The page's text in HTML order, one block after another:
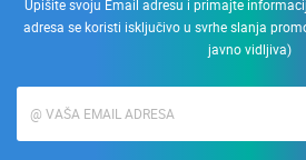
Upišite svoju Email adresu i primajte
adresa se koristi isključivo u svrhe slanja
javno vidljiva)